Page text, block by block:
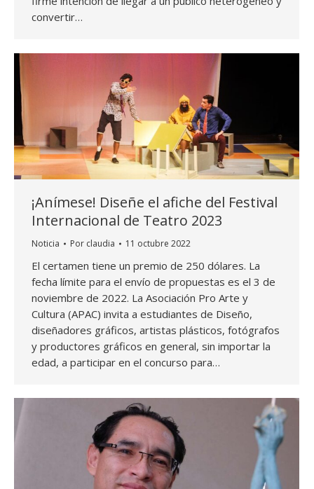
convertir…
¡Anímese! Diseñe el afiche del Festival
Internacional de Teatro 2023
Noticia Por claudia 11 octubre 2022
El certamen tiene un premio de 250 dólares. La
fecha límite para el envío de propuestas es el 3 de
noviembre de 2022. La Asociación Pro Arte y
Cultura (APAC) invita a estudiantes de Diseño,
diseñadores gráficos, artistas plásticos, fotógrafos
y productores gráficos en general, sin importar la
edad, a participar en el concurso para…